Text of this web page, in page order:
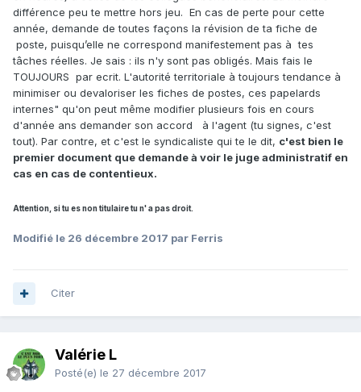
différence peu te mettre hors jeu. En cas de perte pour cette
année, demande de toutes façons la révision de ta fiche de
poste, puisqu’elle ne correspond manifestement pas à tes
tâches réelles. Je sais : ils n'y sont pas obligés. Mais fais le
TOUJOURS par ecrit. L'autorité territoriale à toujours tendance à
minimiser ou devaloriser les fiches de postes, ces papelards
internes" qu'on peut même modifier plusieurs fois en cours
d'année ans demander son accord à l'agent (tu signes, c'est
tout). Par contre, et c'est le syndicaliste qui te le dit, c'est bien le
premier document que demande à voir le juge administratif en
cas en cas de contentieux.
Attention, si tu es non titulaire tu n' a pas droit.
Modifié le 26 décembre 2017 par Ferris
Citer
Valérie L
Posté(e) le 27 décembre 2017